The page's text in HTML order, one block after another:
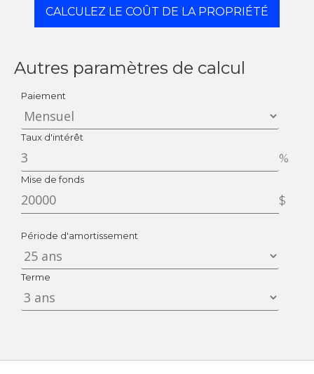
CALCULEZ LE COÛT DE LA PROPRIÉTÉ
Autres paramètres de calcul
Paiement
Taux d'intérêt
%
Mise de fonds
$
Période d'amortissement
Terme